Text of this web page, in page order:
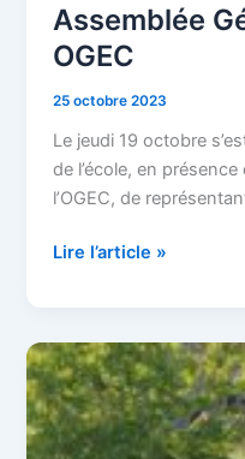
Assemblée
OGEC
25 octobre 2023
Le jeudi 19 octobre
de l’école, en présence
l’OGEC, de
Lire l’article »
Matinée
travaux